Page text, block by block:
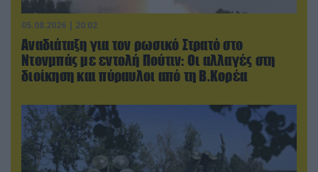
05.08.2026 | 20:02
Αναδιάταξη για τον ρωσικό Στρατό στο
Ντονμπάς με εντολή Πούτιν: Οι αλλαγές στη
διοίκηση και πύραυλοι από τη Β.Κορέα